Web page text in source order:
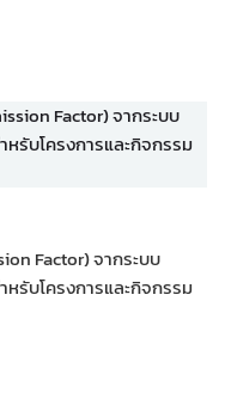
Factor) จากระบบ
รับโครงการและกิจกรรม